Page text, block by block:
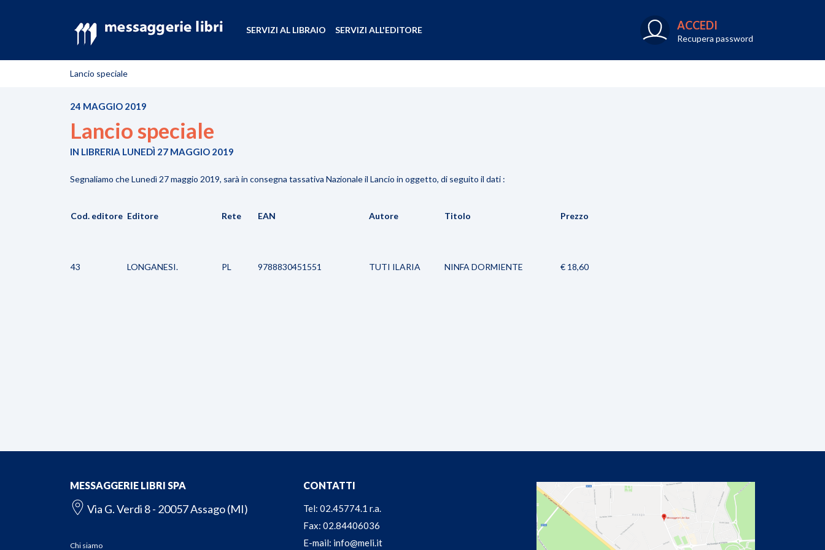
ACCEDI
Recupera password
SERVIZI AL LIBRAIO SERVIZI ALL'EDITORE
Lancio speciale
24 MAGGIO 2019
Lancio speciale
IN LIBRERIA LUNEDÌ 27 MAGGIO 2019
Segnaliamo che Lunedì 27 maggio 2019, sarà in consegna tassativa Nazionale il Lancio in oggetto, di seguito il dati :
Cod. editore Editore Rete EAN Autore Titolo Prezzo
43 LONGANESI. PL 9788830451551 TUTI ILARIA NINFA DORMIENTE € 18,60
MESSAGGERIE LIBRI SPA
Via G. Verdi 8 - 20057 Assago (MI)
Chi siamo
CONTATTI
Tel: 02.45774.1 r.a.
Fax: 02.84406036
E-mail: info@meli.it